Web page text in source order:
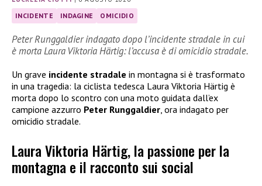
INCIDENTE INDAGINE OMICIDIO
Peter Runggaldier indagato dopo l’incidente stradale in cui
è morta Laura Viktoria Härtig: l’accusa è di omicidio stradale.
Un grave incidente stradale in montagna si è trasformato
in una tragedia: la ciclista tedesca Laura Viktoria Härtig è
morta dopo lo scontro con una moto guidata dall’ex
campione azzurro Peter Runggaldier , ora indagato per
omicidio stradale.
Laura Viktoria Härtig, la passione per la
montagna e il racconto sui social